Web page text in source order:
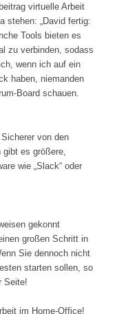
virtuelle Arbeit
stehen: „David fertig:
Tools bieten es
zu verbinden, sodass
wenn ich auf ein
haben, niemanden
Board schauen.
von den
gibt es größere,
wie „Slack“ oder
gekonnt
großen Schritt in
Sie dennoch nicht
starten sollen, so
Seite!
im Home-Office!